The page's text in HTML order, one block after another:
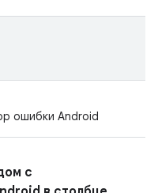
ошибки Android
с